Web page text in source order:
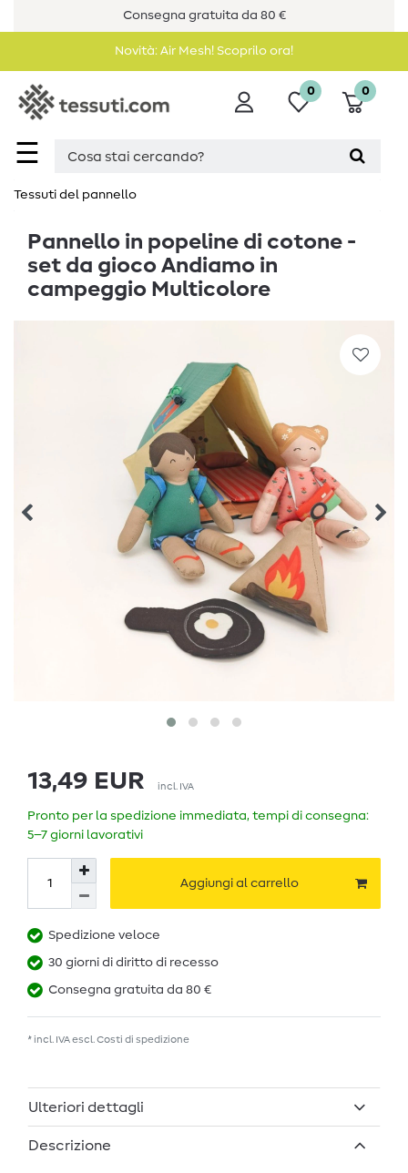
Consegna gratuita da 80 €
Novità: Air Mesh! Scoprilo ora!
☰
0 0
Tessuti del pannello
Pannello in popeline di cotone -
set da gioco Andiamo in
campeggio Multicolore
13,49 EUR incl. IVA
Pronto per la spedizione immediata, tempi di consegna:
5–7 giorni lavorativi
Aggiungi al carrello
Spedizione veloce
30 giorni di diritto di recesso
Consegna gratuita da 80 €
* incl. IVA escl.Costi di spedizione
Ulteriori dettagli
Descrizione